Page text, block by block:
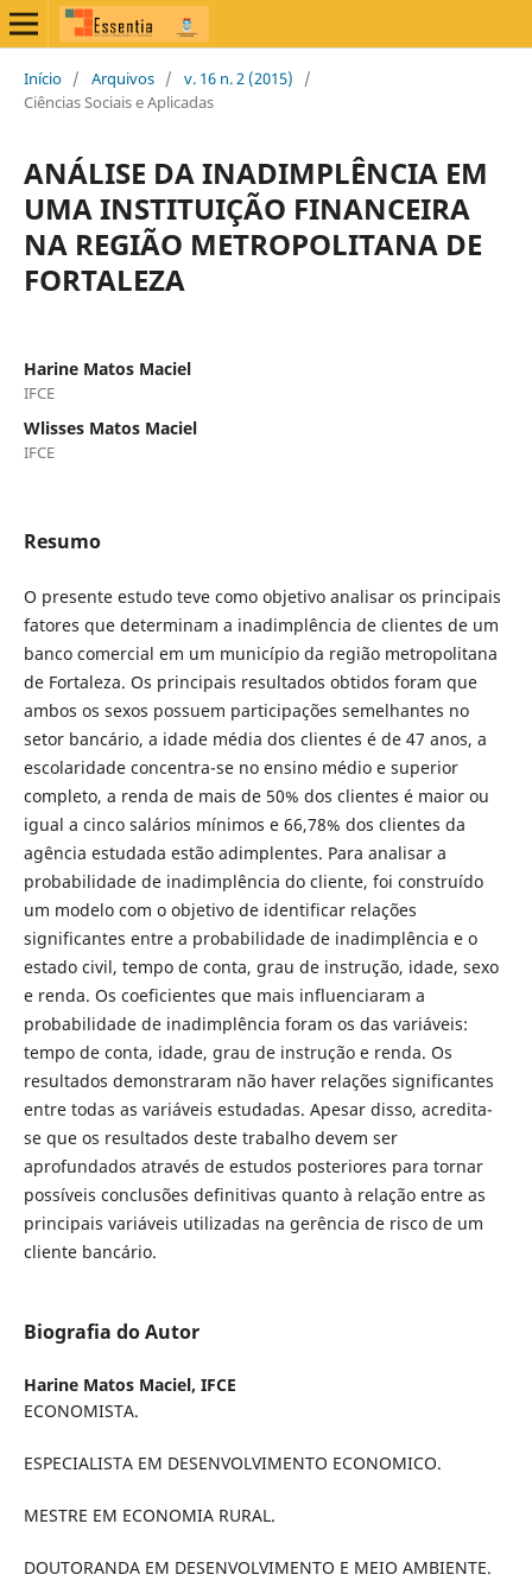
Início / Arquivos / v. 16 n. 2 (2015)
/
Ciências Sociais e Aplicadas
ANÁLISE DA INADIMPLÊNCIA EM
UMA INSTITUIÇÃO FINANCEIRA
NA REGIÃO METROPOLITANA DE
FORTALEZA
Harine Matos Maciel
IFCE
Wlisses Matos Maciel
IFCE
Resumo
O presente estudo teve como objetivo analisar os principais
fatores que determinam a inadimplência de clientes de um
banco comercial em um município da região metropolitana
de Fortaleza. Os principais resultados obtidos foram que
ambos os sexos possuem participações semelhantes no
setor bancário, a idade média dos clientes é de 47 anos, a
escolaridade concentra-se no ensino médio e superior
completo, a renda de mais de 50% dos clientes é maior ou
igual a cinco salários mínimos e 66,78% dos clientes da
agência estudada estão adimplentes. Para analisar a
probabilidade de inadimplência do cliente, foi construído
um modelo com o objetivo de identificar relações
significantes entre a probabilidade de inadimplência e o
estado civil, tempo de conta, grau de instrução, idade, sexo
e renda. Os coeficientes que mais influenciaram a
probabilidade de inadimplência foram os das variáveis:
tempo de conta, idade, grau de instrução e renda. Os
resultados demonstraram não haver relações significantes
entre todas as variáveis estudadas. Apesar disso, acredita-
se que os resultados deste trabalho devem ser
aprofundados através de estudos posteriores para tornar
possíveis conclusões definitivas quanto à relação entre as
principais variáveis utilizadas na gerência de risco de um
cliente bancário.
Biografia do Autor
Harine Matos Maciel, IFCE
ECONOMISTA.
ESPECIALISTA EM DESENVOLVIMENTO ECONOMICO.
MESTRE EM ECONOMIA RURAL.
DOUTORANDA EM DESENVOLVIMENTO E MEIO AMBIENTE.